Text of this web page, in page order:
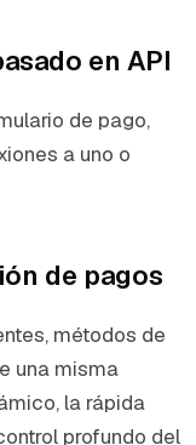
en API
de pago,
a uno o
de pagos
métodos de
una misma
la rápida
profundo del